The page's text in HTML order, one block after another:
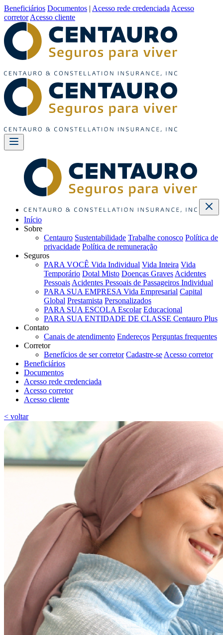
Beneficiários Documentos | Acesso rede credenciada Acesso
corretor Acesso cliente
Início
Sobre
Centauro Sustentabilidade Trabalhe conosco Política de
privacidade Política de remuneração
Seguros
PARA VOCÊ Vida Individual Vida Inteira Vida
Temporário Dotal Misto Doenças Graves Acidentes
Pessoais Acidentes Pessoais de Passageiros Individual
PARA SUA EMPRESA Vida Empresarial Capital
Global Prestamista Personalizados
PARA SUA ESCOLA Escolar Educacional
PARA SUA ENTIDADE DE CLASSE Centauro Plus
Contato
Canais de atendimento Endereços Perguntas frequentes
Corretor
Benefícios de ser corretor Cadastre-se Acesso corretor
Beneficiários
Documentos
Acesso rede credenciada
Acesso corretor
Acesso cliente
< voltar